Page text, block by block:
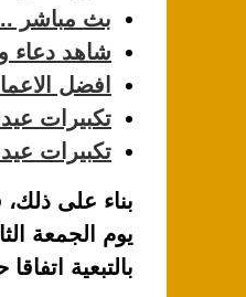
بث مباشر
شاهد دعاء
افضل
تكبيرات
تكبيرات
بناء على
بالتبعية اتفاقا